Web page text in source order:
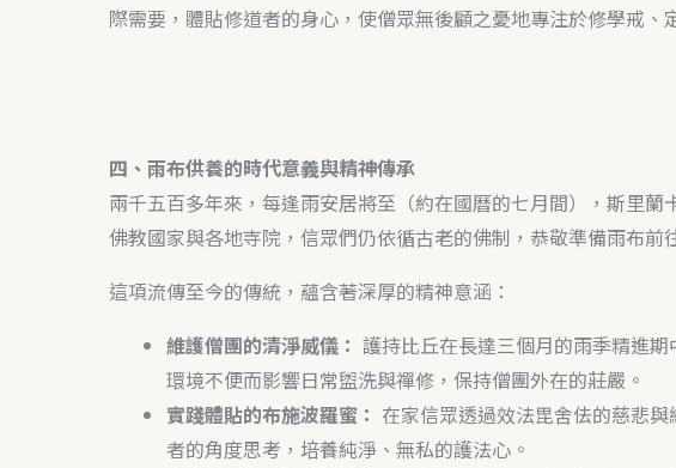
際需要，體貼修道者的身心，使僧眾無後顧之憂地專注於修學戒、
四、雨布供養的時代意義與精神傳承
兩千五百多年來，每逢雨安居將至（約在國曆的七月間），斯里蘭
佛教國家與各地寺院，信眾們仍依循古老的佛制，恭敬準備雨布前
這項流傳至今的傳統，蘊含著深厚的精神意涵：
維護僧團的清淨威儀： 護持比丘在長達三個月的雨季精進
環境不便而影響日常盥洗與禪修，保持僧團外在的莊嚴。
實踐體貼的布施波羅蜜： 在家信眾透過效法毘舍佉的慈悲
者的角度思考，培養純淨、無私的護法心。